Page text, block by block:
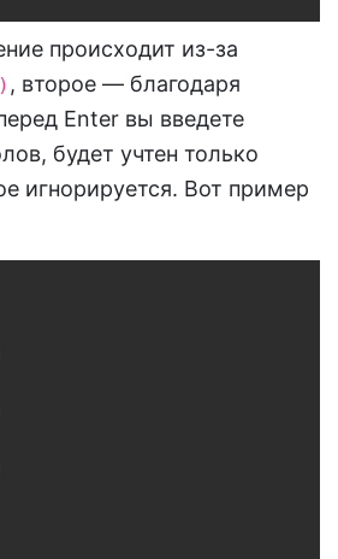
происходит из-за
, второе — благодаря
Enter вы введете
будет учтен только
игнорируется. Вот пример